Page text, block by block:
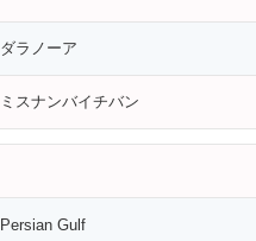
ダラノーア
ミスナンバイチバン
Persian Gulf